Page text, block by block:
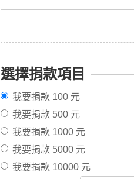
選擇捐款項目
我要捐款 100 元
我要捐款 500 元
我要捐款 1000 元
我要捐款 5000 元
我要捐款 10000 元